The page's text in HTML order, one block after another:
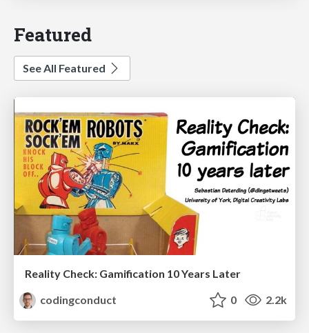
Featured
See All Featured
Reality Check: Gamification 10 Years Later
codingconduct
0 2.2k